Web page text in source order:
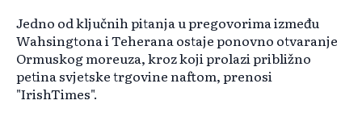
Jedno od ključnih pitanja u pregovorima između
Wahsingtona i Teherana ostaje ponovno otvaranje
Ormuskog moreuza, kroz koji prolazi približno
petina svjetske trgovine naftom, prenosi
"IrishTimes".